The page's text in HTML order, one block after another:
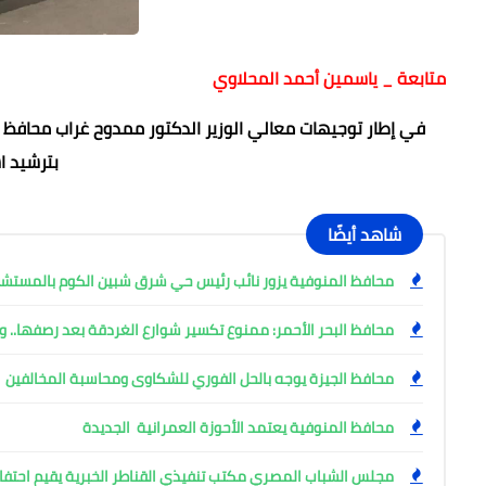
متابعة _ ياسمين أحمد المحلاوي
في إطار توجيهات معالي الوزير الدكتور ممدوح غراب
بترشيد
شاهد أيضًا
محافظ المنوفية يزور نائب رئيس حي شرق شبين الكوم
محافظ البحر الأحمر: ممنوع تكسير شوارع الغردقة بعد رصفها..
محافظ الجيزة يوجه بالحل الفوري للشكاوى ومحاسبة المخالفين
محافظ المنوفية يعتمد الأحوزة العمرانية الجديدة
مجلس الشباب المصري مكتب تنفيذي القناطر الخبرية يقيم